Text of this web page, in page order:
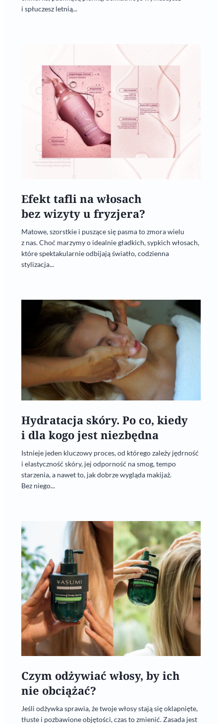
i spłuczesz letnią...
Efekt tafli na włosach
bez wizyty u fryzjera?
Matowe, szorstkie i puszące się pasma to zmora wielu
z nas. Choć marzymy o idealnie gładkich, sypkich włosach,
które spektakularnie odbijają światło, codzienna
stylizacja...
Hydratacja skóry. Po co, kiedy
i dla kogo jest niezbędna
Istnieje jeden kluczowy proces, od którego zależy jędrność
i elastyczność skóry, jej odporność na smog, tempo
starzenia, a nawet to, jak dobrze wygląda makijaż.
Bez niego...
Czym odżywiać włosy, by ich
nie obciążać?
Jeśli odżywka sprawia, że twoje włosy stają się oklapnięte,
tłuste i pozbawione objętości, czas to zmienić. Zasada jest